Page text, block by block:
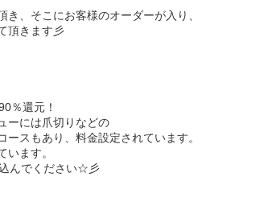
、そこにお客様のオーダーが入り、
頂きます彡
％還元！
ーには爪切りなどの
スもあり、料金設定されています。
います。
んでください☆彡